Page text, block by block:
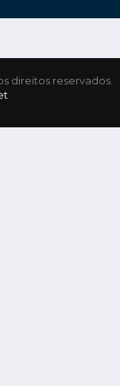
direitos reservados.